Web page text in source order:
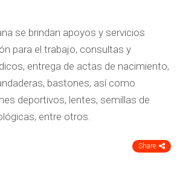
se brindan apoyos y servicios
para el trabajo, consultas y
entrega de actas de nacimiento,
bastones, así como
deportivos, lentes, semillas de
entre otros.
Share